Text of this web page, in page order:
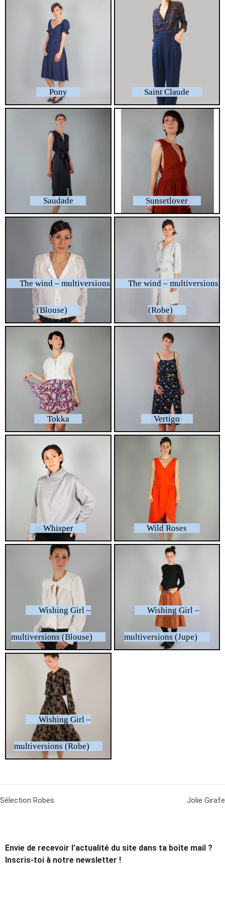
Pony Saint Claude
Saudade Sunsetlover
The wind – multiversions
(Blouse)
The wind – multiversions
(Robe)
Tokka Vertigo
Whisper Wild Roses
Wishing Girl –
multiversions (Blouse)
Wishing Girl –
multiversions (Jupe)
Wishing Girl –
multiversions (Robe)
Sélection Robes Jolie Girafe
Envie de recevoir l’actualité du site dans ta boîte mail ?
Inscris-toi à notre newsletter !